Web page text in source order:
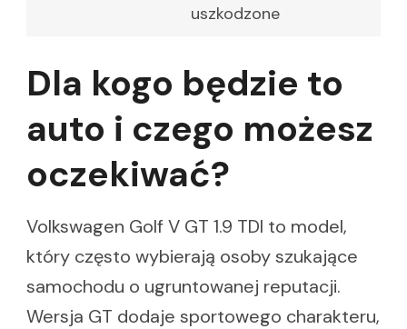
uszkodzone
Dla kogo będzie to
auto i czego możesz
oczekiwać?
Volkswagen Golf V GT 1.9 TDI to model,
który często wybierają osoby szukające
samochodu o ugruntowanej reputacji.
Wersja GT dodaje sportowego charakteru,